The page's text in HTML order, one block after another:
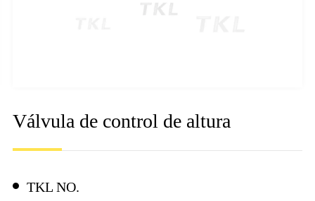
Válvula de control de altura
TKL NO.